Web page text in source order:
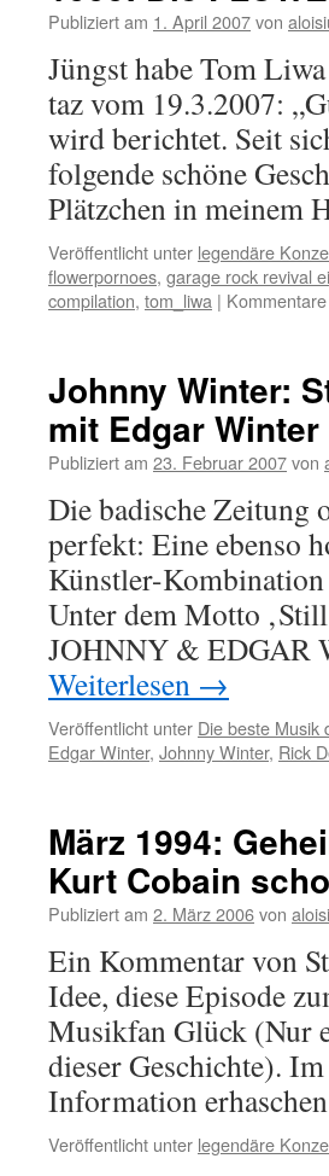
Publiziert am 1. April 2007von
Jüngst habe Tom
taz vom 19.3.2007:
wird berichtet. Seit
folgende schöne
Plätzchen in meinem
Veröffentlicht unter legendäre
flowerpornoes, garage rock revival
compilation, tom_liwa |
Johnny Winter:
mit Edgar
Publiziert am 23. Februar 2007von
Die badische Zeitung
perfekt: Eine ebenso
Künstler-
Unter dem Motto
JOHNNY & EDGAR
Weiterlesen →
Veröffentlicht unter Die beste Musik
Edgar Winter, Johnny Winter, Rick
März 1994:
Kurt Cobain
Publiziert am 2. März 2006von
Ein Kommentar von
Idee, diese Episode
Musikfan Glück (Nur
dieser Geschichte).
Information
Veröffentlicht unter legendäre